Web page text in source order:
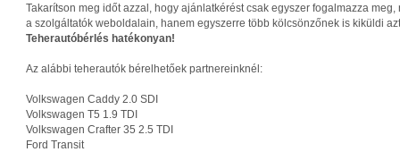
Takarítson meg időt azzal, hogy ajánlatkérést csak egyszer fogalmazza
a szolgáltatók weboldalain, hanem egyszerre több kölcsönzőnek is kiküldi
Teherautóbérlés hatékonyan!
Az alábbi teherautók bérelhetőek partnereinknél:
Volkswagen Caddy 2.0 SDI
Volkswagen T5 1.9 TDI
Volkswagen Crafter 35 2.5 TDI
Ford Transit